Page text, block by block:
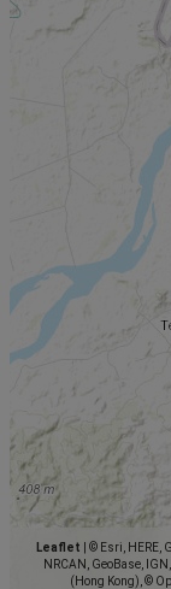
Leaflet
© Esri, HERE,
NRCAN, GeoBase,
(Hong Kong), ©